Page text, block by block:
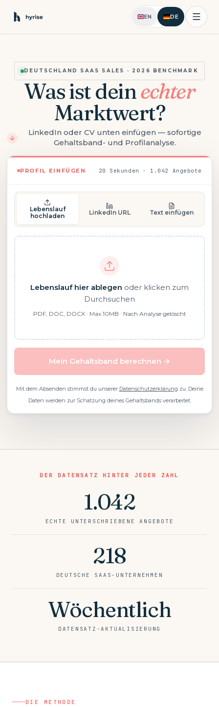
EN DE
DEUTSCHLAND SAAS SALES · 2026 BENCHMARK
Was ist deinechter
Marktwert?
LinkedIn oder CV unten einfügen — sofortige
Gehaltsband- und Profilanalyse.
PROFIL EINFÜGEN 20 Sekunden · 1.042 Angebote
Lebenslauf
hochladen
LinkedIn URL Text einfügen
Lebenslauf hier ablegen oder klicken zum
Durchsuchen
PDF, DOC, DOCX · Max 10MB · Nach Analyse gelöscht
Mein Gehaltsband berechnen →
Mit dem Absenden stimmst du unserer Datenschutzerklärung zu. Deine
Daten werden zur Schätzung deines Gehaltsbands verarbeitet.
DER DATENSATZ HINTER JEDER ZAHL
1.042
ECHTE UNTERSCHRIEBENE ANGEBOTE
218
DEUTSCHE SAAS-UNTERNEHMEN
Wöchentlich
DATENSATZ-AKTUALISIERUNG
DIE METHODE